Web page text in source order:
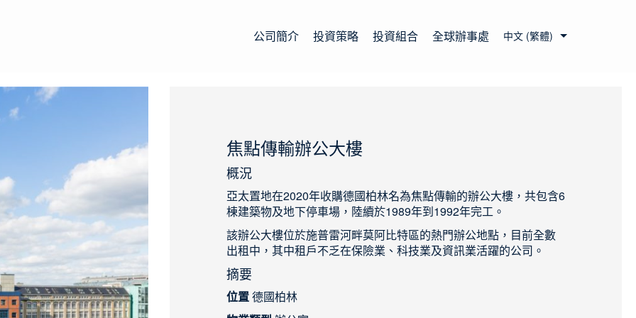
公司簡介 投資策略 投資組合 全球辦事處 中文 (繁體)
焦點傳輸辦公大樓
概況
亞太置地在2020年收購德國柏林名為焦點傳輸的辦公大樓，共包含6
棟建築物及地下停車場，陸續於1989年到1992年完工。
該辦公大樓位於施普雷河畔莫阿比特區的熱門辦公地點，目前全數
出租中，其中租戶不乏在保險業、科技業及資訊業活躍的公司。
摘要
位置德國柏林